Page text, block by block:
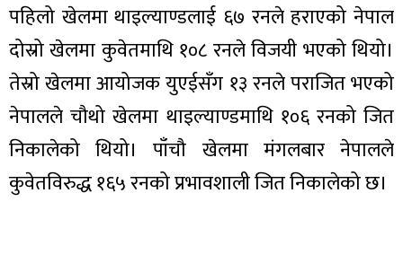
पहिलो खेलमा थाइल्याण्डलाई ६७ रनले हराएको नेपाल
दोस्रो खेलमा कुवेतमाथि १०८ रनले विजयी भएको थियो।
तेस्रो खेलमा आयोजक युएईसँग १३ रनले पराजित भएको
नेपालले चौथो खेलमा थाइल्याण्डमाथि १०६ रनको जित
निकालेको थियो। पाँचौ खेलमा मंगलबार नेपालले
कुवेतविरुद्ध १६५ रनको प्रभावशाली जित निकालेको छ।